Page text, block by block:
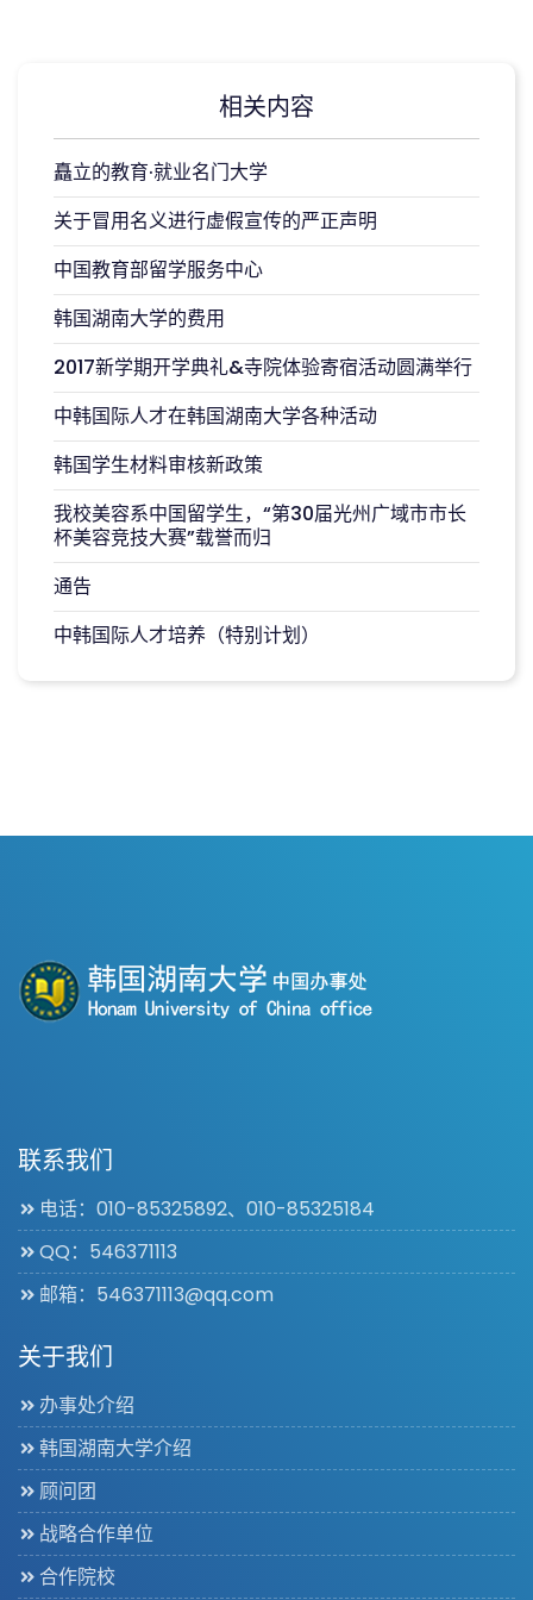
相关内容
矗立的教育·就业名门大学
关于冒用名义进行虚假宣传的严正声明
中国教育部留学服务中心
韩国湖南大学的费用
2017新学期开学典礼&寺院体验寄宿活动圆满举行
中韩国际人才在韩国湖南大学各种活动
韩国学生材料审核新政策
我校美容系中国留学生，“第30届光州广域市市长
杯美容竞技大赛”载誉而归
通告
中韩国际人才培养（特别计划）
联系我们
电话：010-85325892、010-85325184
QQ：546371113
邮箱：546371113@qq.com
关于我们
办事处介绍
韩国湖南大学介绍
顾问团
战略合作单位
合作院校